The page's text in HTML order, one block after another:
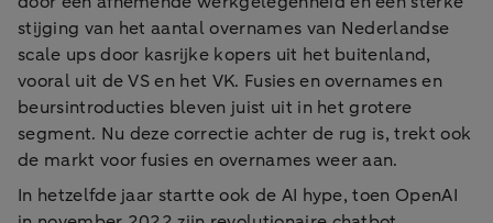
stijging van het aantal overnames van Nederlandse
scale ups door kasrijke kopers uit het buitenland,
vooral uit de VS en het VK. Fusies en overnames en
beursintroducties bleven juist uit in het grotere
segment. Nu deze correctie achter de rug is, trekt ook
de markt voor fusies en overnames weer aan.
In hetzelfde jaar startte ook de AI hype, toen OpenAI